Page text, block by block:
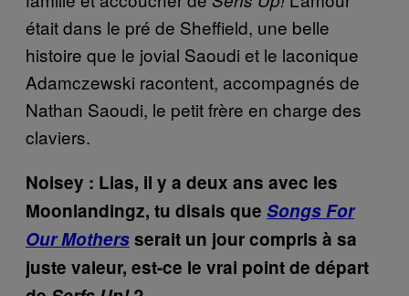
était dans le pré de Sheffield, une belle
histoire que le jovial Saoudi et le laconique
Adamczewski racontent, accompagnés de
Nathan Saoudi, le petit frère en charge des
claviers.
Noisey : Lias, il y a deux ans avec les
Moonlandingz, tu disais que Songs For
Our Mothersserait un jour compris à sa
juste valeur, est-ce le vrai point de départ